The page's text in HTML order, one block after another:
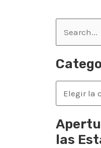
s
r
p
o
a
t
elas